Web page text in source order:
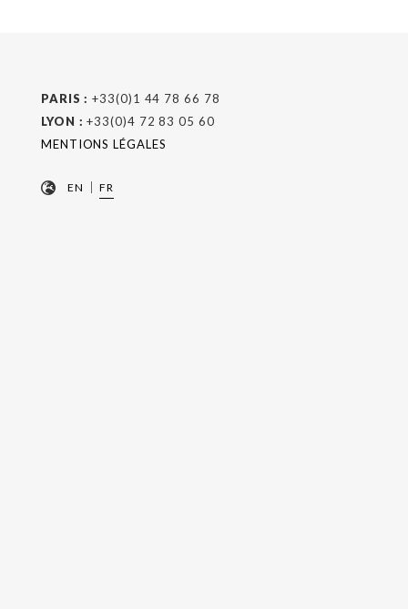
PARIS : +33(0)1 44 78 66 78
LYON : +33(0)4 72 83 05 60
MENTIONS LÉGALES
EN FR